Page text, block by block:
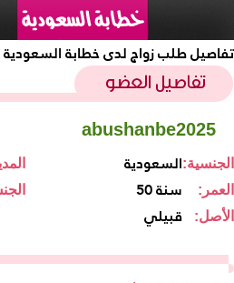
تفاصيل طلب زواج لدى خطابة السعودية
abushanbe2025
السعوديةالجنسية:
50 سنة العمر:
قبيلي الأصل: